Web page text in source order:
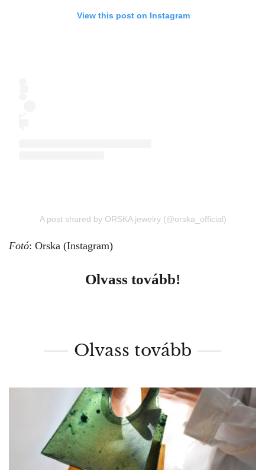
View this post on Instagram
A post shared by ORSKA jewelry (@orska_official)
Fotó: Orska (Instagram)
Olvass tovább!
Olvass tovább